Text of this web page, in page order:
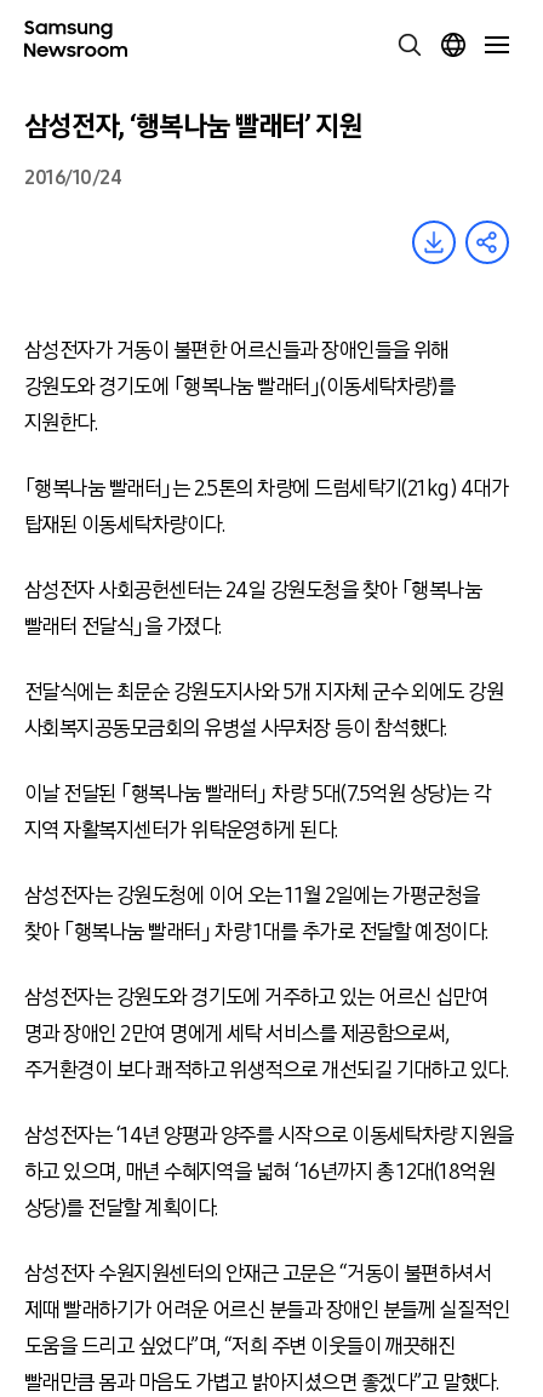
삼성전자, ‘행복나눔 빨래터’ 지원
2016/10/24
삼성전자가 거동이 불편한 어르신들과 장애인들을 위해
강원도와 경기도에 「행복나눔 빨래터」(이동세탁차량)를
지원한다.
「행복나눔 빨래터」는 2.5톤의 차량에 드럼세탁기(21kg) 4대가
탑재된 이동세탁차량이다.
삼성전자 사회공헌센터는 24일 강원도청을 찾아 「행복나눔
빨래터 전달식」을 가졌다.
전달식에는 최문순 강원도지사와 5개 지자체 군수 외에도 강원
사회복지공동모금회의 유병설 사무처장 등이 참석했다.
이날 전달된 「행복나눔 빨래터」 차량 5대(7.5억원 상당)는 각
지역 자활복지센터가 위탁운영하게 된다.
삼성전자는 강원도청에 이어 오는 11월 2일에는 가평군청을
찾아 「행복나눔 빨래터」 차량 1대를 추가로 전달할 예정이다.
삼성전자는 강원도와 경기도에 거주하고 있는 어르신 십만여
명과 장애인 2만여 명에게 세탁 서비스를 제공함으로써,
주거환경이 보다 쾌적하고 위생적으로 개선되길 기대하고 있다.
삼성전자는 ‘14년 양평과 양주를 시작으로 이동세탁차량 지원을
하고 있으며, 매년 수혜지역을 넓혀 ‘16년까지 총 12대(18억원
상당)를 전달할 계획이다.
삼성전자 수원지원센터의 안재근 고문은 “거동이 불편하셔서
제때 빨래하기가 어려운 어르신 분들과 장애인 분들께 실질적인
도움을 드리고 싶었다”며, “저희 주변 이웃들이 깨끗해진
빨래만큼 몸과 마음도 가볍고 밝아지셨으면 좋겠다”고 말했다.